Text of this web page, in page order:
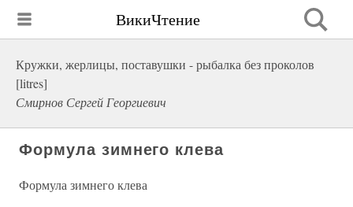
ВикиЧтение
Кружки, жерлицы, поставушки - рыбалка без проколов
[litres]
Смирнов Сергей Георгиевич
Формула зимнего клева
Формула зимнего клева